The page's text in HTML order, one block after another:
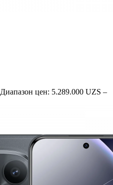
Диапазон цен: 5.289.000 UZS –